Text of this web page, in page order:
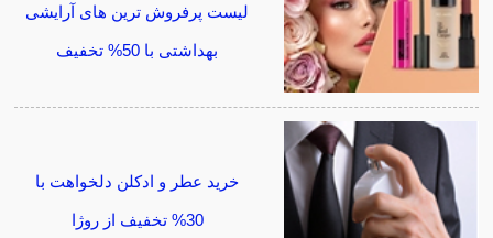
لیست پرفروش ترین های آرایشی
بهداشتی با 50% تخفیف
خرید عطر و ادکلن دلخواهت با
30% تخفیف از روژا